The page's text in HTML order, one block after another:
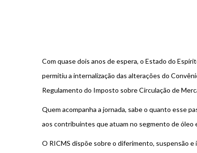
Com quase dois anos de espera, o Estado do
permitiu a internalização das alterações do
Regulamento do Imposto sobre Circulação de
Quem acompanha a jornada, sabe o quanto esse
aos contribuintes que atuam no segmento de óleo
O RICMS dispõe sobre o diferimento, suspensão